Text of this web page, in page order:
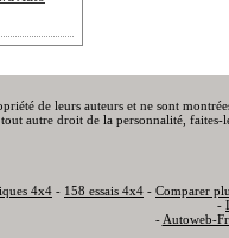
de leurs auteurs et ne sont
autre droit de la personnalité,
4x4 - 158 essais 4x4 - Comparer
-
- Autoweb-